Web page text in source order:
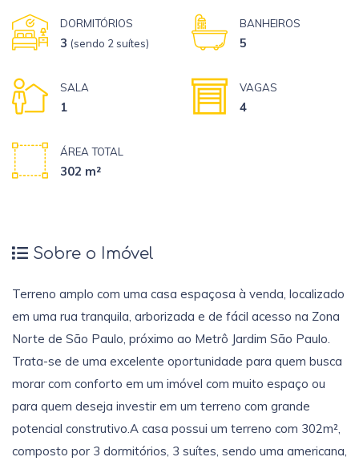
DORMITÓRIOS
3 (sendo 2 suítes)
BANHEIROS
5
SALA
1
VAGAS
4
ÁREA TOTAL
302 m²
Sobre o Imóvel
Terreno amplo com uma casa espaçosa à venda, localizado
em uma rua tranquila, arborizada e de fácil acesso na Zona
Norte de São Paulo, próximo ao Metrô Jardim São Paulo.
Trata-se de uma excelente oportunidade para quem busca
morar com conforto em um imóvel com muito espaço ou
para quem deseja investir em um terreno com grande
potencial construtivo.A casa possui um terreno com 302m²,
composto por 3 dormitórios, 3 suítes, sendo uma americana,